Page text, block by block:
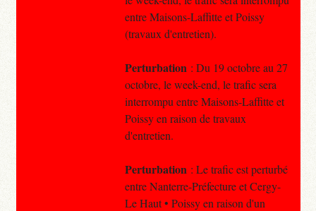
entre Maisons-Laffitte et Poissy
(travaux d'entretien).
Perturbation : Du 19 octobre au 27
octobre, le week-end, le trafic sera
interrompu entre Maisons-Laffitte et
Poissy en raison de travaux
d'entretien.
Perturbation : Le trafic est perturbé
entre Nanterre-Préfecture et Cergy-
Le Haut • Poissy en raison d'un